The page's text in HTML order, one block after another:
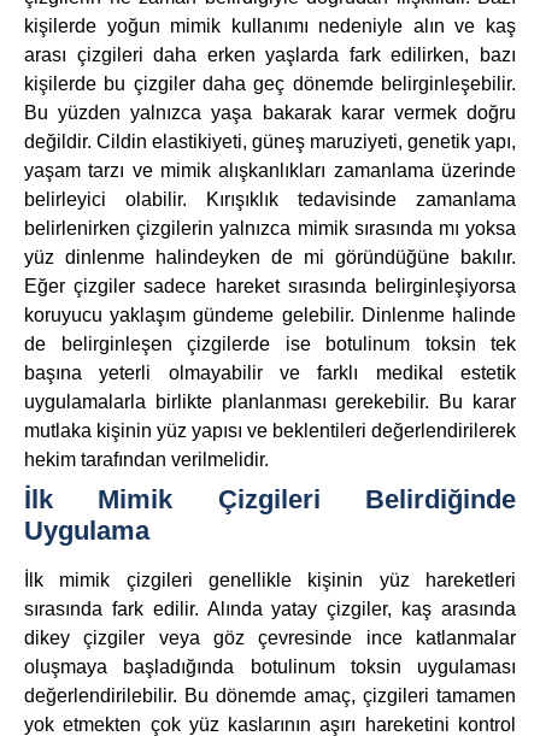
kişilerde yoğun mimik kullanımı nedeniyle alın ve kaş
arası çizgileri daha erken yaşlarda fark edilirken, bazı
kişilerde bu çizgiler daha geç dönemde belirginleşebilir.
Bu yüzden yalnızca yaşa bakarak karar vermek doğru
değildir. Cildin elastikiyeti, güneş maruziyeti, genetik yapı,
yaşam tarzı ve mimik alışkanlıkları zamanlama üzerinde
belirleyici olabilir. Kırışıklık tedavisinde zamanlama
belirlenirken çizgilerin yalnızca mimik sırasında mı yoksa
yüz dinlenme halindeyken de mi göründüğüne bakılır.
Eğer çizgiler sadece hareket sırasında belirginleşiyorsa
koruyucu yaklaşım gündeme gelebilir. Dinlenme halinde
de belirginleşen çizgilerde ise botulinum toksin tek
başına yeterli olmayabilir ve farklı medikal estetik
uygulamalarla birlikte planlanması gerekebilir. Bu karar
mutlaka kişinin yüz yapısı ve beklentileri değerlendirilerek
hekim tarafından verilmelidir.
İlk Mimik Çizgileri Belirdiğinde
Uygulama
İlk mimik çizgileri genellikle kişinin yüz hareketleri
sırasında fark edilir. Alında yatay çizgiler, kaş arasında
dikey çizgiler veya göz çevresinde ince katlanmalar
oluşmaya başladığında botulinum toksin uygulaması
değerlendirilebilir. Bu dönemde amaç, çizgileri tamamen
yok etmekten çok yüz kaslarının aşırı hareketini kontrol